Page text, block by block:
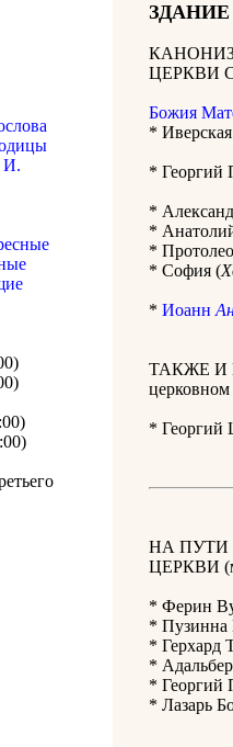
И.
ЦЕРКВИ
Божия
*
* Георгий
*
*
*
* София (
* Иоанн
ТАКЖЕ И
церковном
* Георгий
НА ПУТИ
ЦЕРКВИ
* Ферин
* Пузинна
* Герхард
*
* Георгий
* Лазарь